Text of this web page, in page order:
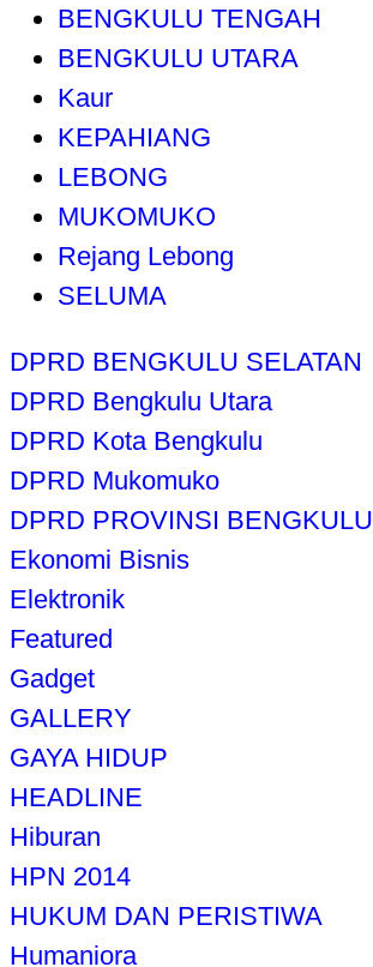
BENGKULU TENGAH
BENGKULU UTARA
Kaur
KEPAHIANG
LEBONG
MUKOMUKO
Rejang Lebong
SELUMA
DPRD BENGKULU SELATAN
DPRD Bengkulu Utara
DPRD Kota Bengkulu
DPRD Mukomuko
DPRD PROVINSI BENGKULU
Ekonomi Bisnis
Elektronik
Featured
Gadget
GALLERY
GAYA HIDUP
HEADLINE
Hiburan
HPN 2014
HUKUM DAN PERISTIWA
Humaniora